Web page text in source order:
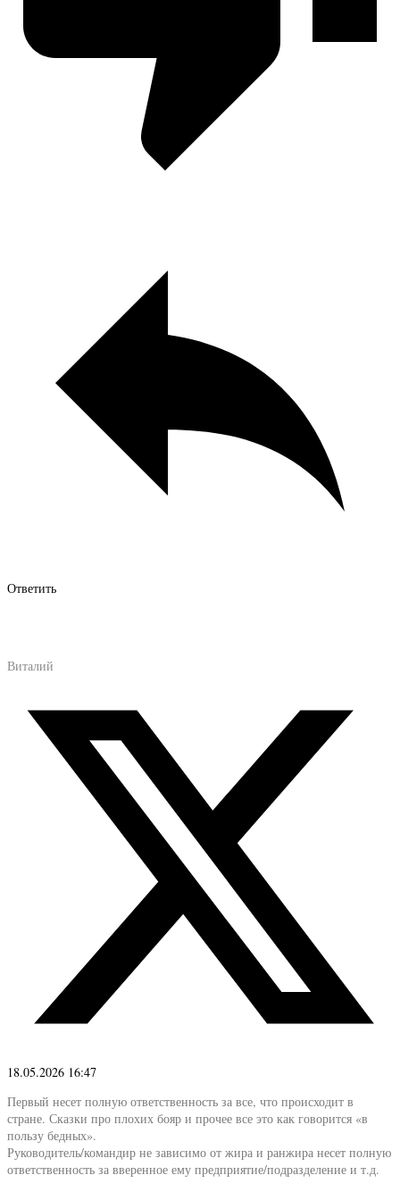
Ответить
Виталий
18.05.2026 16:47
Первый несет полную ответственность за все, что происходит в
стране. Сказки про плохих бояр и прочее все это как говорится «в
пользу бедных».
Руководитель/командир не зависимо от жира и ранжира несет полную
ответственность за вверенное ему предприятие/подразделение и т.д.